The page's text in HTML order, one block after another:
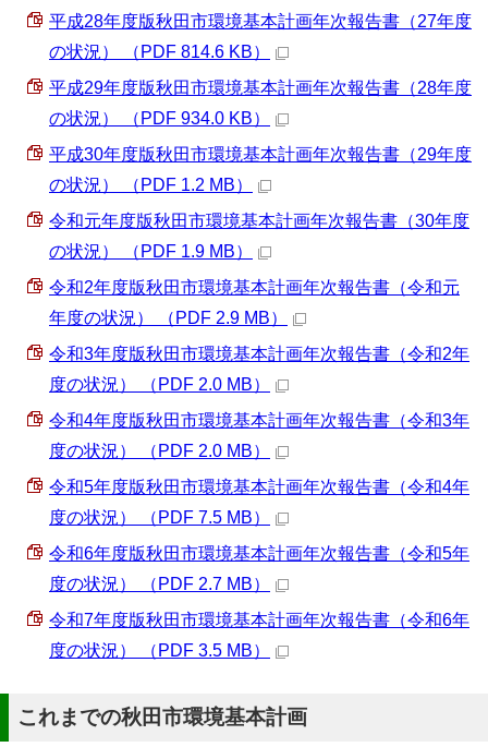
平成28年度版秋田市環境基本計画年次報告書（27年度
の状況） （PDF 814.6 KB）
平成29年度版秋田市環境基本計画年次報告書（28年度
の状況） （PDF 934.0 KB）
平成30年度版秋田市環境基本計画年次報告書（29年度
の状況） （PDF 1.2 MB）
令和元年度版秋田市環境基本計画年次報告書（30年度
の状況） （PDF 1.9 MB）
令和2年度版秋田市環境基本計画年次報告書（令和元
年度の状況） （PDF 2.9 MB）
令和3年度版秋田市環境基本計画年次報告書（令和2年
度の状況） （PDF 2.0 MB）
令和4年度版秋田市環境基本計画年次報告書（令和3年
度の状況） （PDF 2.0 MB）
令和5年度版秋田市環境基本計画年次報告書（令和4年
度の状況） （PDF 7.5 MB）
令和6年度版秋田市環境基本計画年次報告書（令和5年
度の状況） （PDF 2.7 MB）
令和7年度版秋田市環境基本計画年次報告書（令和6年
度の状況） （PDF 3.5 MB）
これまでの秋田市環境基本計画